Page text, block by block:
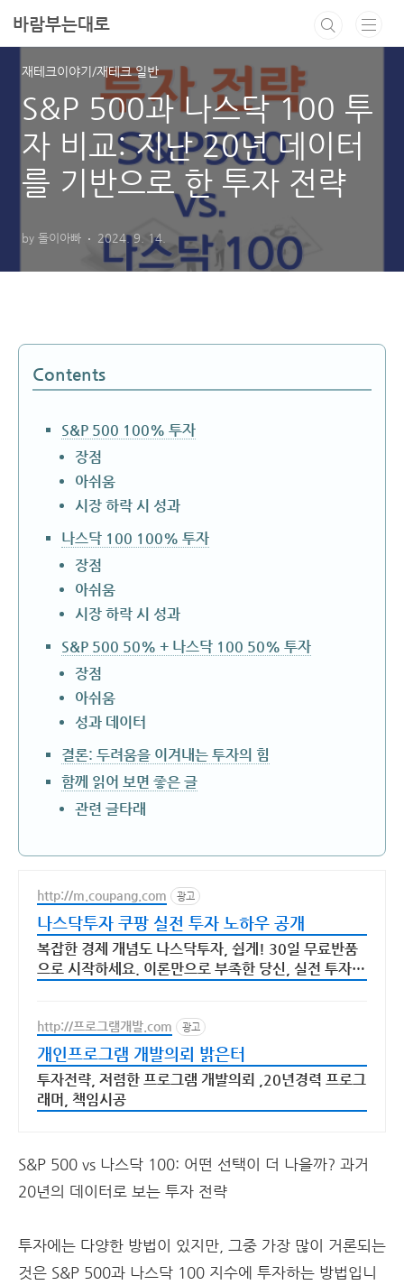
바람부는대로
재테크이야기/재테크 일반
S&P 500과 나스닥 100 투
자 비교: 지난 20년 데이터
를 기반으로 한 투자 전략
by 돌이아빠 2024. 9. 14.
Contents
S&P 500 100% 투자
장점
아쉬움
시장 하락 시 성과
나스닥 100 100% 투자
장점
아쉬움
시장 하락 시 성과
S&P 500 50% + 나스닥 100 50% 투자
장점
아쉬움
성과 데이터
결론: 두려움을 이겨내는 투자의 힘
함께 읽어 보면 좋은 글
관련 글타래
http://m.coupang.com 광고
나스닥투자 쿠팡 실전 투자 노하우 공개
복잡한 경제 개념도 나스닥투자, 쉽게! 30일 무료반품
으로 시작하세요. 이론만으로 부족한 당신, 실전 투자
http://프로그램개발.com 광고
개인프로그램 개발의뢰 밝은터
투자전략, 저렴한 프로그램 개발의뢰 ,20년경력 프로그
래머, 책임시공
S&P 500 vs 나스닥 100: 어떤 선택이 더 나을까? 과거
20년의 데이터로 보는 투자 전략
투자에는 다양한 방법이 있지만, 그중 가장 많이 거론되는
것은 S&P 500과 나스닥 100 지수에 투자하는 방법입니